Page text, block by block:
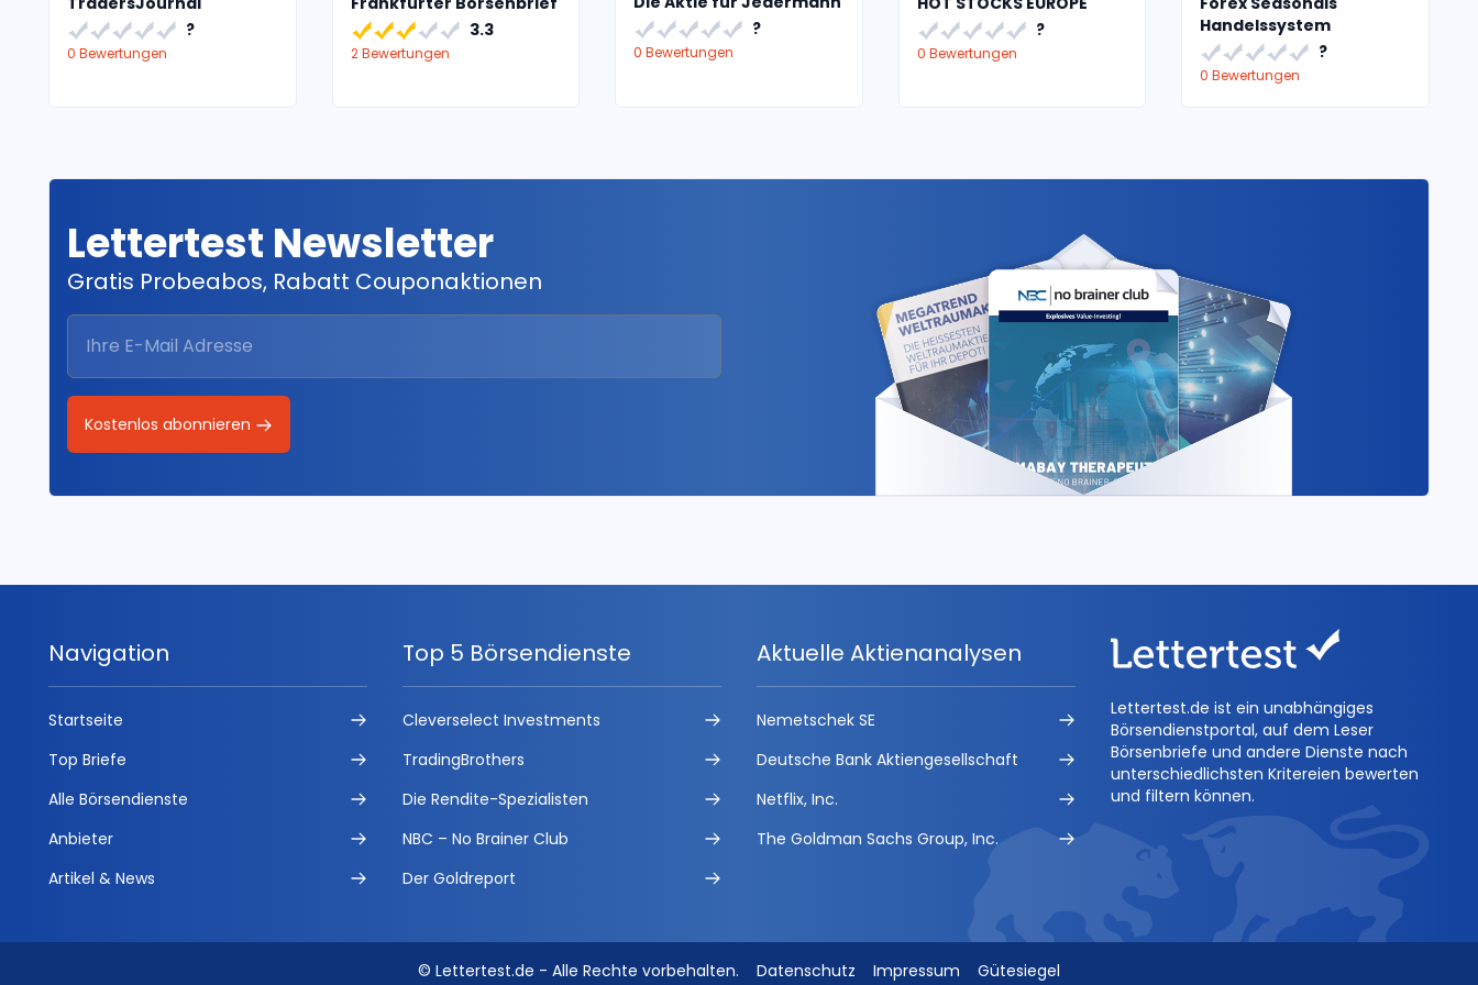
?
0 Bewertungen
3.3
2 Bewertungen
?
0 Bewertungen
?
0 Bewertungen
Handelssystem
?
0 Bewertungen
Lettertest Newsletter
Gratis Probeabos, Rabatt Couponaktionen
Kostenlos abonnieren
Navigation
Startseite
Top Briefe
Alle Börsendienste
Anbieter
Artikel & News
Top 5 Börsendienste
Cleverselect Investments
TradingBrothers
Die Rendite-Spezialisten
NBC – No Brainer Club
Der Goldreport
Aktuelle Aktienanalysen
Nemetschek SE
Deutsche Bank Aktiengesellschaft
Netflix, Inc.
The Goldman Sachs Group, Inc.
Lettertest.de ist ein unabhängiges
Börsendienstportal, auf dem Leser
Börsenbriefe und andere Dienste nach
unterschiedlichsten Kritereien bewerten
und filtern können.
© Lettertest.de - Alle Rechte vorbehalten. Datenschutz Impressum Gütesiegel